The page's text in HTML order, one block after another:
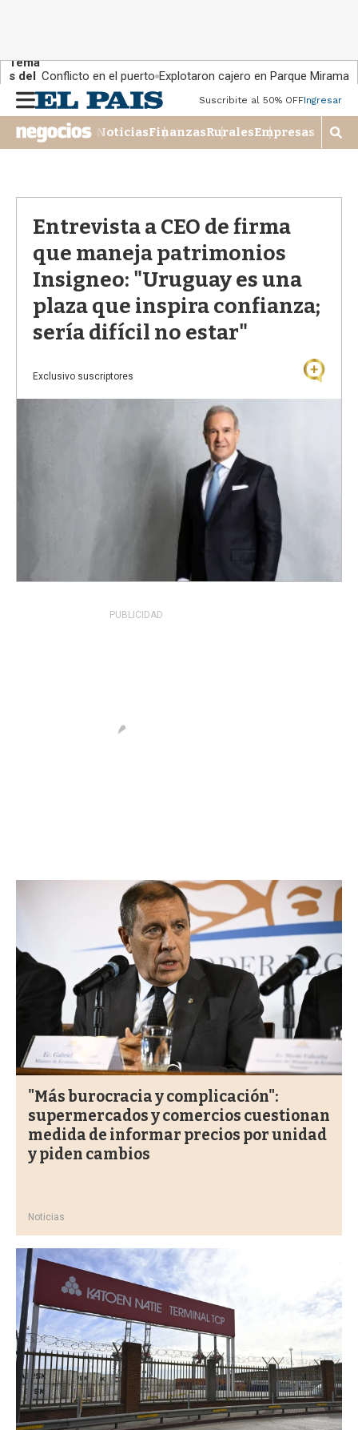
Tema
s del
día:
Conflicto en el puerto Explotaron cajero en Parque Miramar
M
e
n
u
Suscribite al 50% OFFIngresar
NoticiasFinanzasRuralesEmpresas
M
o
r
Entrevista a CEO de firma
que maneja patrimonios
Insigneo: "Uruguay es una
plaza que inspira confianza;
sería difícil no estar"
Exclusivo suscriptores
"Más burocracia y complicación":
supermercados y comercios cuestionan
medida de informar precios por unidad
y piden cambios
Noticias